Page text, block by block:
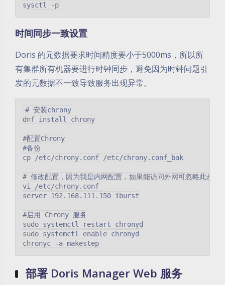
时间同步一致设置
Doris 的元数据要求时间精度要小于5000ms，所以所
有集群所有机器要进行时钟同步，避免因为时钟问题引
发的元数据不一致导致服务出现异常。
# 安装chrony
dnf install chrony
#配置Chrony
#备份
cp /etc/chrony.conf /etc/chrony.conf_bak
# 修改配置，因为我是内网配置，如果能访问外网可忽略此步骤
vi /etc/chrony.conf
server 192.168.111.150 iburst
#启用 Chrony 服务
sudo systemctl restart chronyd
sudo systemctl enable chronyd
部署 Doris Manager Web 服务